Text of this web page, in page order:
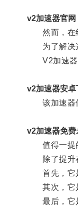
v2加速器官网
然而，在线
为了解决这
V2加速器是
v2加速器安卓
该加速器使
v2加速器免费
值得一提的
除了提升在
首先，它是
其次，它是
最后，它是